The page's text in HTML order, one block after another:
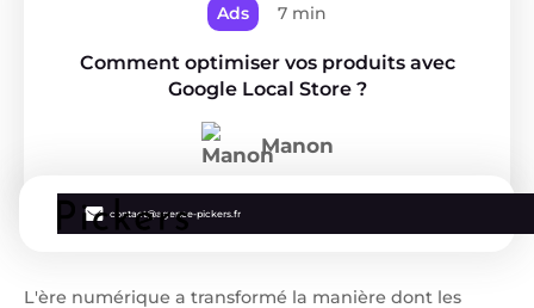
contact@agence-pickers.fr
Ads 7 min
Comment optimiser vos produits avec
Google Local Store ?
Manon
L'ère numérique a transformé la manière dont les